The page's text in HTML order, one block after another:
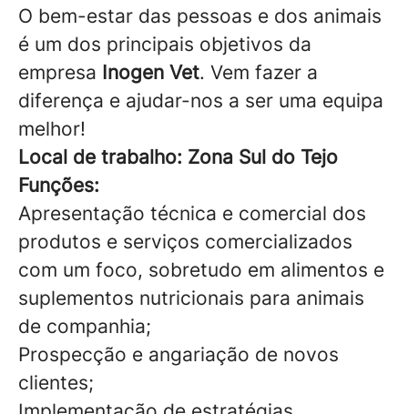
O bem-estar das pessoas e dos animais
é um dos principais objetivos da
empresa Inogen Vet. Vem fazer a
diferença e ajudar-nos a ser uma equipa
melhor!
Local de trabalho: Zona Sul do Tejo
Funções:
Apresentação técnica e comercial dos
produtos e serviços comercializados
com um foco, sobretudo em alimentos e
suplementos nutricionais para animais
de companhia;
Prospecção e angariação de novos
clientes;